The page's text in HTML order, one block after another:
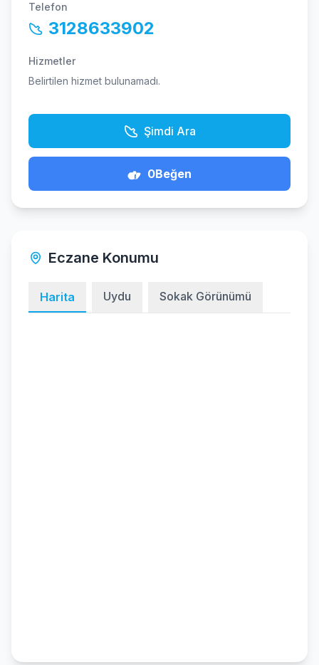
Telefon
3128633902
Hizmetler
Belirtilen hizmet bulunamadı.
Şimdi Ara
0Beğen
Eczane Konumu
Harita Uydu Sokak Görünümü